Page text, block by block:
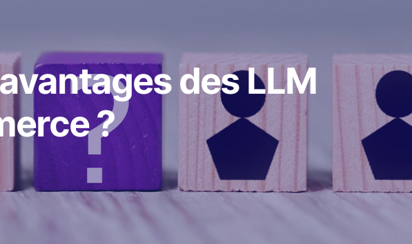
des LLM
?